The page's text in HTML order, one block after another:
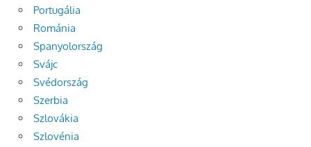
Portugália
Románia
Spanyolország
Svájc
Svédország
Szerbia
Szlovákia
Szlovénia